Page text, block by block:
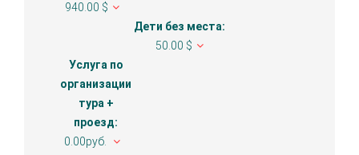
940.00 $
Дети без места:
50.00 $
Услуга по
организации
тура +
проезд:
0.00руб.